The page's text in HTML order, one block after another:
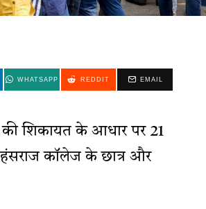
WHATSAPP REDDIT EMAIL
शिकायत के आधार पर 21
कॉलेज के छात्र और